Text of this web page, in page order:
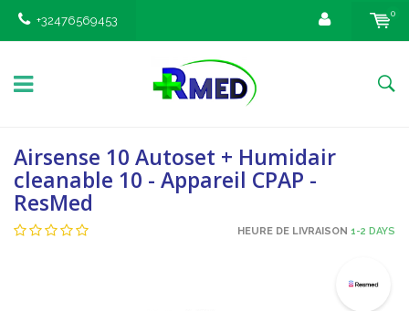
+32476569453
0
Airsense 10 Autoset + Humidair
cleanable 10 - Appareil CPAP -
ResMed
HEURE DE LIVRAISON 1-2 DAYS